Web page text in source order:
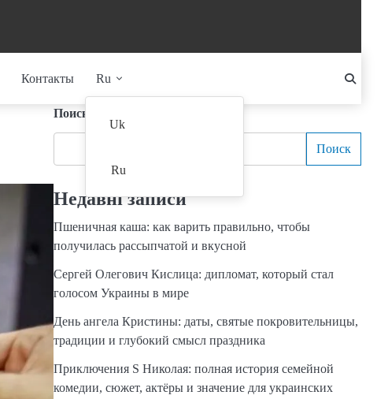
Контакты Ru
Uk
Ru
Поиск
Поиск
Недавні записи
Пшеничная каша: как варить правильно, чтобы
получилась рассыпчатой и вкусной
Сергей Олегович Кислица: дипломат, который стал
голосом Украины в мире
День ангела Кристины: даты, святые покровительницы,
традиции и глубокий смысл праздника
Приключения S Николая: полная история семейной
комедии, сюжет, актёры и значение для украинских